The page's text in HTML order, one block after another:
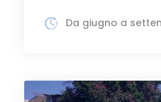
Da giugno a